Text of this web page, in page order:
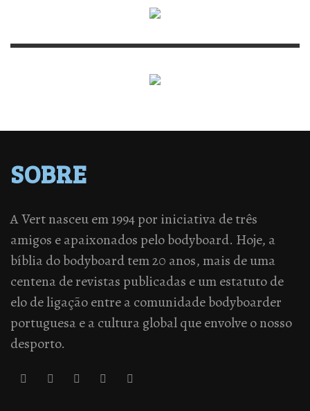
SOBRE
A Vert nasceu em 1994 por iniciativa de três
amigos e apaixonados pelo bodyboard. Hoje, a
bíblia do bodyboard tem 20 anos, mais de uma
centena de revistas publicadas e um estatuto de
elo de ligação entre a comunidade bodyboarder
portuguesa e a cultura global que envolve o nosso
desporto.